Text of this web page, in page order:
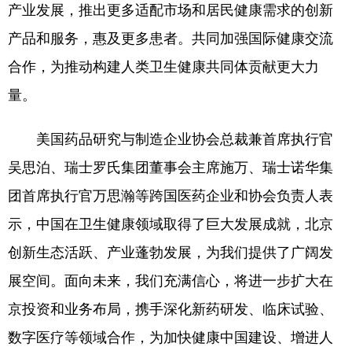
四川 贵州 云南 西藏
陕西 甘肃 青海 宁夏
新疆 内蒙古 黑龙江
多语种频道
English Español Français عربى
Русский язык 日本語 한국어
Deutsch Português
产业发展，推出更多适配市场和居民健康需求的创新
产品和服务，惠及更多患者。共同加强国际健康交流
合作，为推动构建人类卫生健康共同体贡献更大力
量。
美国药品研究与制造企业协会总裁兼首席执行官
吴思泊、瑞士罗氏集团董事会主席施万、瑞士诺华集
团首席执行官万思瀚等跨国医药企业和协会负责人表
示，中国在卫生健康领域取得了巨大发展成就，北京
创新生态活跃、产业蓬勃发展，为我们提供了广阔发
展空间。面向未来，我们充满信心，将进一步扩大在
京投资和业务布局，携手深化新药研发、临床试验、
数字医疗等领域合作，为加快健康中国建设、增进人